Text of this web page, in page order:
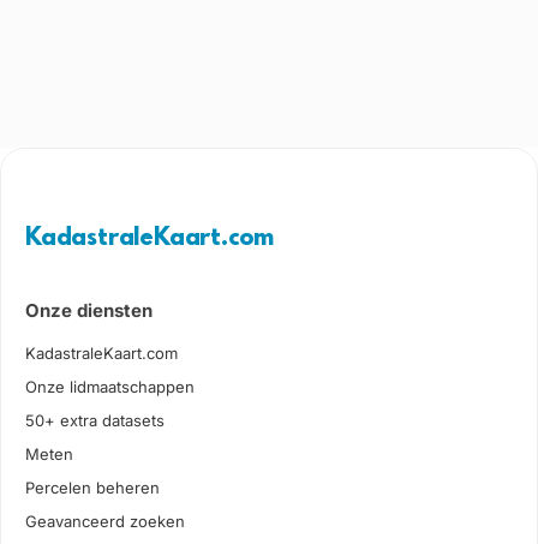
KadastraleKaart.com
Onze diensten
KadastraleKaart.com
Onze lidmaatschappen
50+ extra datasets
Meten
Percelen beheren
Geavanceerd zoeken